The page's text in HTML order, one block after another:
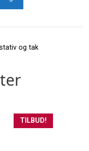
og tak
TILBUD!